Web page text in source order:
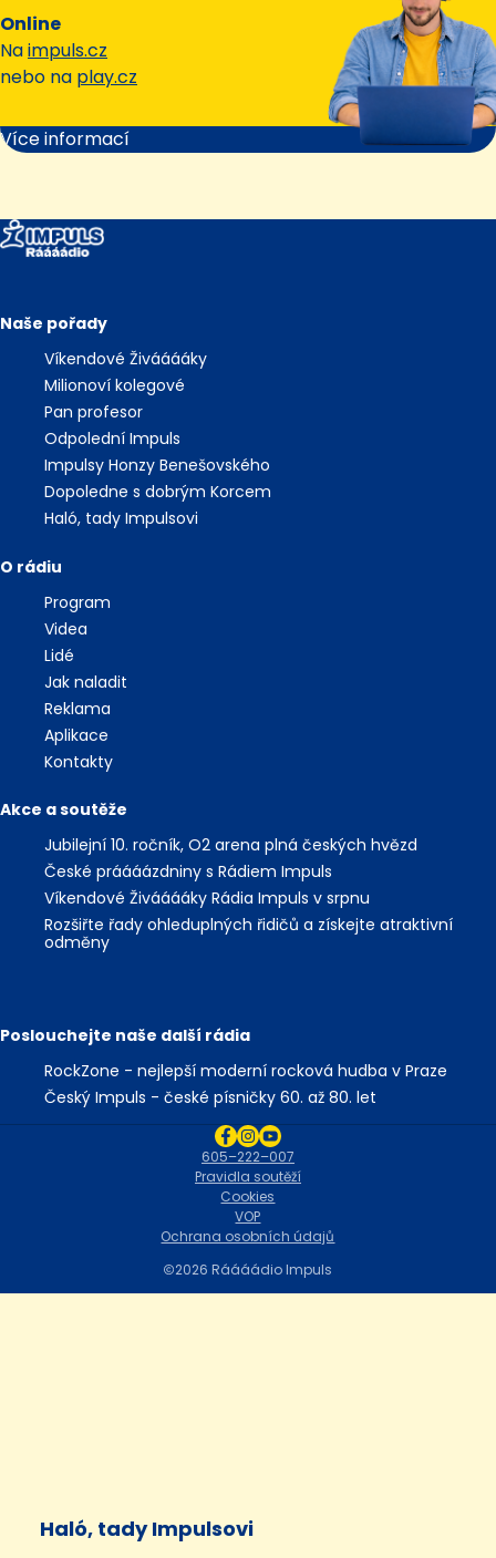
Haló, tady Impulsovi
Online
Naimpuls.cz
nebo na play.cz
Více informací
Naše pořady
Víkendové Živááááky
Milionoví kolegové
Pan profesor
Odpolední Impuls
Impulsy Honzy Benešovského
Dopoledne s dobrým Korcem
Haló, tady Impulsovi
O rádiu
Program
Videa
Lidé
Jak naladit
Reklama
Aplikace
Kontakty
Akce a soutěže
Jubilejní 10. ročník, O2 arena plná českých hvězd
České práááázdniny s Rádiem Impuls
Víkendové Živááááky Rádia Impuls v srpnu
Rozšiřte řady ohleduplných řidičů a získejte atraktivní
odměny
Poslouchejte naše další rádia
RockZone - nejlepší moderní rocková hudba v Praze
Český Impuls - české písničky 60. až 80. let
2026 Ráááádio Impuls
Ochrana osobních údajů
VOP
Cookies
Pravidla soutěží
605–222–007